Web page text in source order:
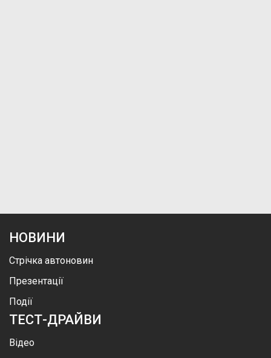
НОВИНИ
Стрічка автоновин
Презентації
Події
ТЕСТ-ДРАЙВИ
Відео